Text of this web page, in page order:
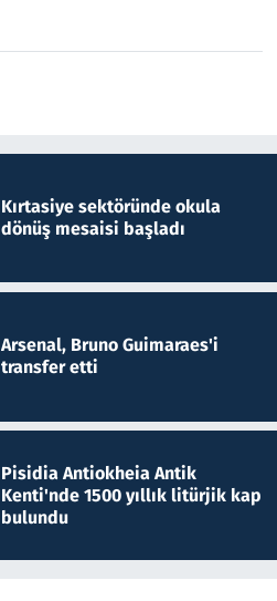
Kırtasiye sektöründe okula
dönüş mesaisi başladı
Arsenal, Bruno Guimaraes'i
transfer etti
Pisidia Antiokheia Antik
Kenti'nde 1500 yıllık litürjik kap
bulundu